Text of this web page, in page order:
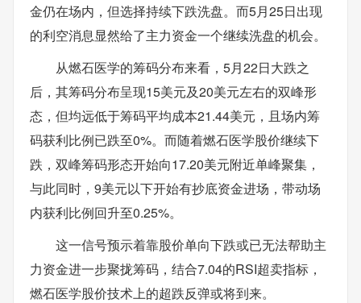
金仍在场内，但选择持续下跌洗盘。而5月25日出现
的利空消息显然给了主力资金一个继续洗盘的机会。
从燃石医学的筹码分布来看，5月22日大跌之
后，其筹码分布呈现15美元及20美元左右的双峰形
态，但均远低于筹码平均成本21.44美元，且场内筹
码获利比例已跌至0%。而随着燃石医学股价继续下
跌，双峰筹码形态开始向17.20美元附近单峰聚集，
与此同时，9美元以下开始有抄底资金进场，带动场
内获利比例回升至0.25%。
这一信号预示着靠股价单向下跌或已无法帮助主
力资金进一步聚拢筹码，结合7.04的RSI超卖指标，
燃石医学股价技术上的超跌反弹或将到来。